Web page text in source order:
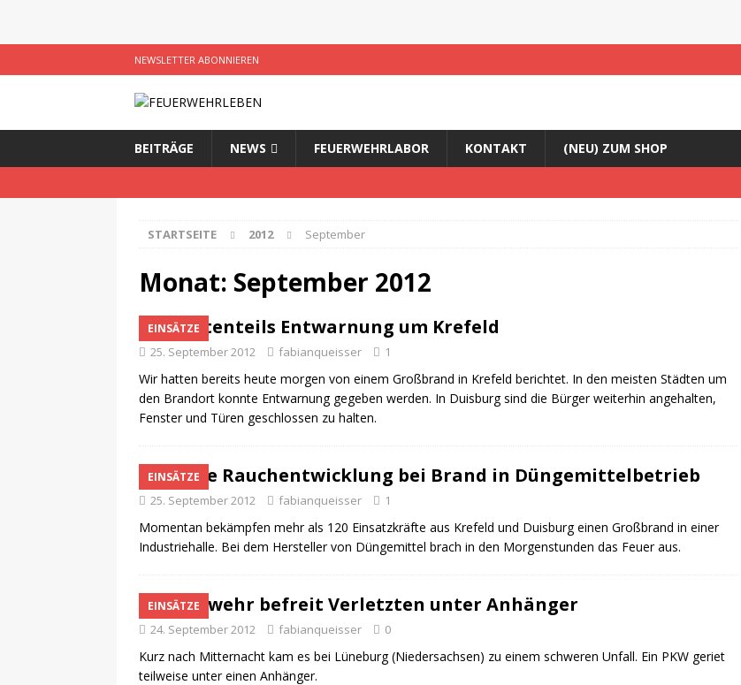
NEWSLETTER ABONNIEREN
BEITRÄGE NEWS FEUERWEHRLABOR KONTAKT (NEU) ZUM SHOP
STARTSEITE 2012 September
Monat: September 2012
EINSÄTZE
Größtenteils Entwarnung um Krefeld
25. September 2012 fabianqueisser 1
Wir hatten bereits heute morgen von einem Großbrand in Krefeld berichtet. In den meisten Städten um
den Brandort konnte Entwarnung gegeben werden. In Duisburg sind die Bürger weiterhin angehalten,
Fenster und Türen geschlossen zu halten.
EINSÄTZE
Starke Rauchentwicklung bei Brand in Düngemittelbetrieb
25. September 2012 fabianqueisser 1
Momentan bekämpfen mehr als 120 Einsatzkräfte aus Krefeld und Duisburg einen Großbrand in einer
Industriehalle. Bei dem Hersteller von Düngemittel brach in den Morgenstunden das Feuer aus.
EINSÄTZE
Feuerwehr befreit Verletzten unter Anhänger
24. September 2012 fabianqueisser 0
Kurz nach Mitternacht kam es bei Lüneburg (Niedersachsen) zu einem schweren Unfall. Ein PKW geriet
teilweise unter einen Anhänger.